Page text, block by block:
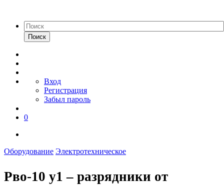
Поиск
Вход
Регистрация
Забыл пароль
0
Оборудование Электротехническое
Рво-10 у1 – разрядники от